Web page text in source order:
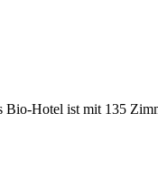
Hotel ist mit 135